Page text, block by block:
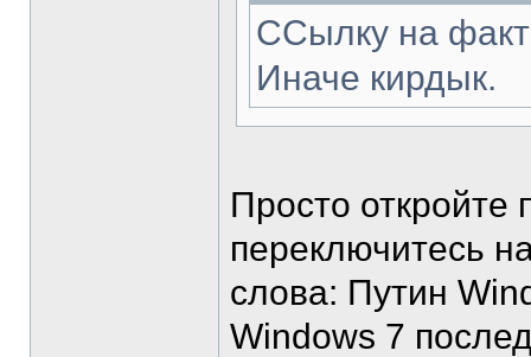
ССылку на
Иначе кирдык.
Просто
переключитесь
слова: Путин
Windows 7